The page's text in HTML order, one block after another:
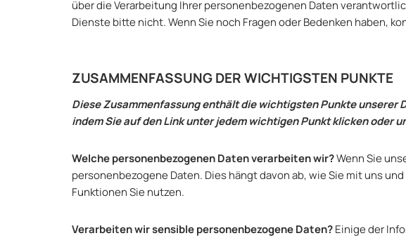
über die Verarbeitung Ihrer personenbezogenen Daten
Dienste bitte nicht. Wenn Sie noch Fragen oder Bedenken haben,
ZUSAMMENFASSUNG DER WICHTIGSTEN PUNKTE
Diese Zusammenfassung enthält die wichtigsten Punkte unserer
indem Sie auf den Link unter jedem wichtigen Punkt klicken oder
Welche personenbezogenen Daten verarbeiten wir?Wenn Sie
personenbezogene Daten. Dies hängt davon ab, wie Sie mit uns
Funktionen Sie nutzen.
Verarbeiten wir sensible personenbezogene Daten?Einige der